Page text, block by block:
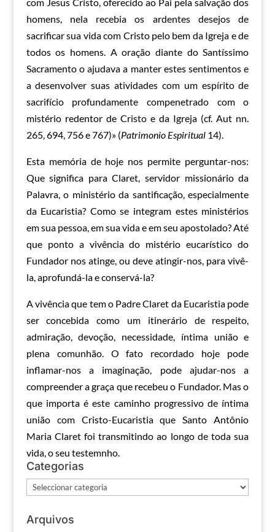
homens, nela recebia os ardentes desejos de
sacrificar sua vida com Cristo pelo bem da Igreja e de
todos os homens. A oração diante do Santíssimo
Sacramento o ajudava a manter estes sentimentos e
a desenvolver suas atividades com um espírito de
sacrifício profundamente compenetrado com o
mistério redentor de Cristo e da Igreja (cf. Aut nn.
265, 694, 756 e 767)» (Patrimonio Espiritual14).
Esta memória de hoje nos permite perguntar-nos:
Que significa para Claret, servidor missionário da
Palavra, o ministério da santificação, especialmente
da Eucaristia? Como se integram estes ministérios
em sua pessoa, em sua vida e em seu apostolado? Até
que ponto a vivência do mistério eucarístico do
Fundador nos atinge, ou deve atingir-nos, para vivê-
la, aprofundá-la e conservá-la?
A vivência que tem o Padre Claret da Eucaristia pode
ser concebida como um itinerário de respeito,
admiração, devoção, necessidade, íntima união e
plena comunhão. O fato recordado hoje pode
inflamar-nos a imaginação, pode ajudar-nos a
compreender a graça que recebeu o Fundador. Mas o
que importa é este caminho progressivo de íntima
união com Cristo-Eucaristia que Santo Antônio
Maria Claret foi transmitindo ao longo de toda sua
vida, o seu testemnho.
Categorias
Categorias
Arquivos